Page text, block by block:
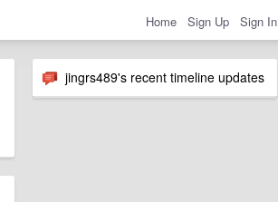
Home Sign Up Sign In
jingrs489's recent timeline updates